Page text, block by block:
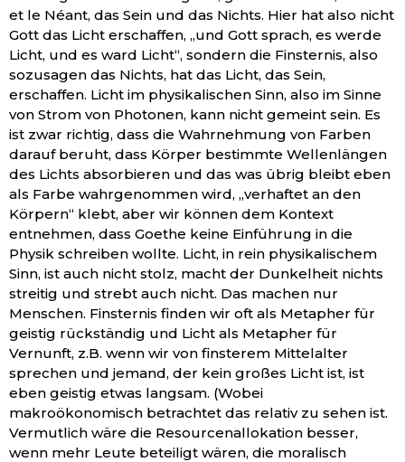
et le Néant, das Sein und das Nichts. Hier hat also nicht
Gott das Licht erschaffen, „und Gott sprach, es werde
Licht, und es ward Licht“, sondern die Finsternis, also
sozusagen das Nichts, hat das Licht, das Sein,
erschaffen. Licht im physikalischen Sinn, also im Sinne
von Strom von Photonen, kann nicht gemeint sein. Es
ist zwar richtig, dass die Wahrnehmung von Farben
darauf beruht, dass Körper bestimmte Wellenlängen
des Lichts absorbieren und das was übrig bleibt eben
als Farbe wahrgenommen wird, „verhaftet an den
Körpern“ klebt, aber wir können dem Kontext
entnehmen, dass Goethe keine Einführung in die
Physik schreiben wollte. Licht, in rein physikalischem
Sinn, ist auch nicht stolz, macht der Dunkelheit nichts
streitig und strebt auch nicht. Das machen nur
Menschen. Finsternis finden wir oft als Metapher für
geistig rückständig und Licht als Metapher für
Vernunft, z.B. wenn wir von finsterem Mittelalter
sprechen und jemand, der kein großes Licht ist, ist
eben geistig etwas langsam. (Wobei
makroökonomisch betrachtet das relativ zu sehen ist.
Vermutlich wäre die Resourcenallokation besser,
wenn mehr Leute beteiligt wären, die moralisch